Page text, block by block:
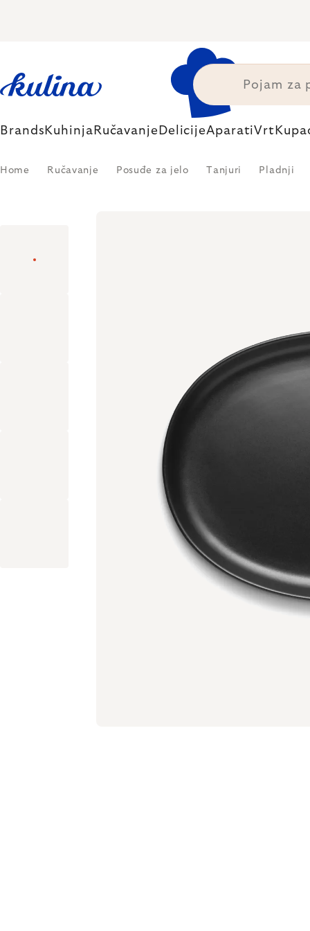
Brands Kuhinja Ručavanje DelicijeAparatiVrt
Home Ručavanje Posuđe za jelo Tanjuri Pladnji